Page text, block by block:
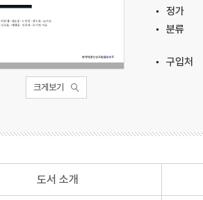
크게보기
정가
분류
구입처
도서 소개